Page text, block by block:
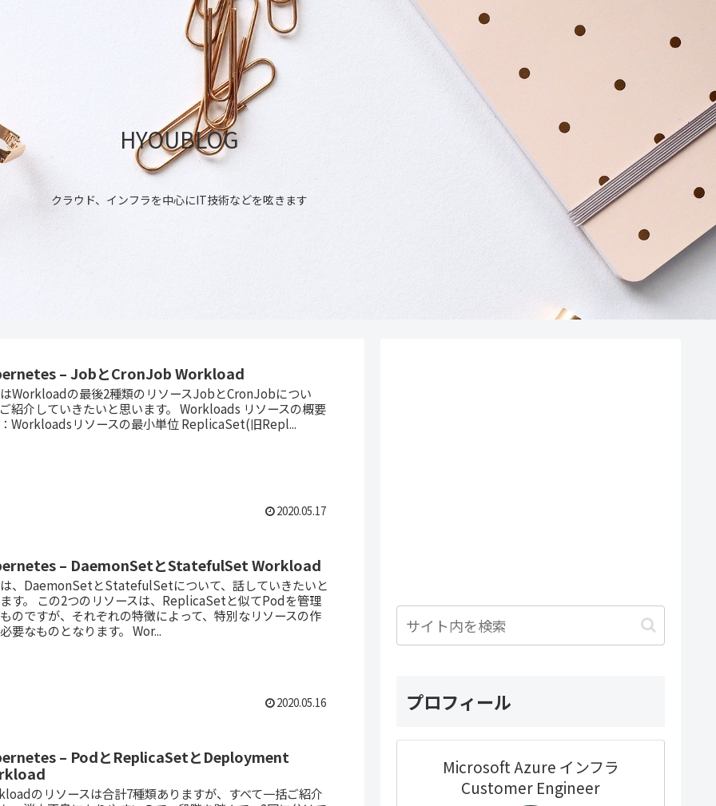
HYOUBLOG
クラウド、インフラを中心にIT技術などを呟きます
– JobとCronJob Workload
Workloadの最後2種類のリソースJobとCronJobについ
紹介していきたいと思います。 Workloads リソースの概要
Workloadsリソースの最小単位 ReplicaSet(旧Repl...
2020.05.17
– DaemonSetとStatefulSet Workload
、DaemonSetとStatefulSetについて、話していきたいと
す。 この2つのリソースは、ReplicaSetと似てPodを管理
のですが、それぞれの特徴によって、特別なリソースの作
要なものとなります。 Wor...
2020.05.16
– PodとReplicaSetとDeployment
のリソースは合計7種類ありますが、すべて一括ご紹介
プロフィール
Microsoft Azure インフラ
Customer Engineer